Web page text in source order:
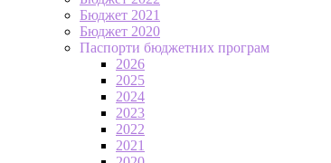
Бюджет 2021
Бюджет 2020
Паспорти бюджетних програм
2026
2025
2024
2023
2022
2021